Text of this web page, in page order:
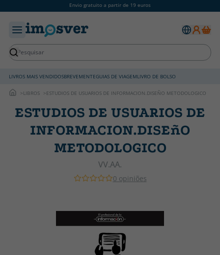
Envio gratuito a partir de 19 euros
LIVROS MAIS VENDIDOSBREVEMENTEGUIAS DE VIAGEMLIVRO DE BOLSO
LIBROS ESTUDIOS DE USUARIOS DE INFORMACION.DISEÑO METODOLOGICO
ESTUDIOS DE USUARIOS DE
INFORMACION.DISEñO
METODOLOGICO
VV.AA.
0 opiniões